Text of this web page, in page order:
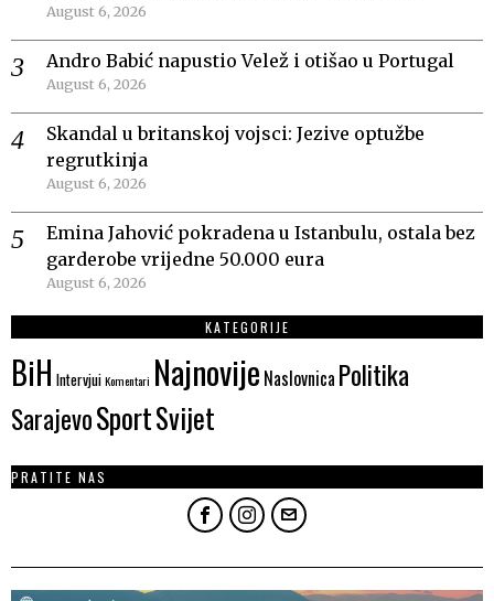
August 6, 2026
Andro Babić napustio Velež i otišao u Portugal
August 6, 2026
Skandal u britanskoj vojsci: Jezive optužbe
regrutkinja
August 6, 2026
Emina Jahović pokradena u Istanbulu, ostala bez
garderobe vrijedne 50.000 eura
August 6, 2026
KATEGORIJE
BiH IntervjuiKomentari Najnovije Naslovnica Politika
SarajevoSportSvijet
PRATITE NAS